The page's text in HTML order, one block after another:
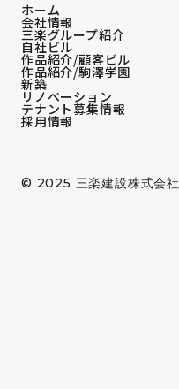
ホーム
会社情報
三楽グループ紹介
自社ビル
作品紹介/顧客ビル
作品紹介/駒澤学園
新築
リノベーション
テナント募集情報
採用情報
© 2025 三楽建設株式会社